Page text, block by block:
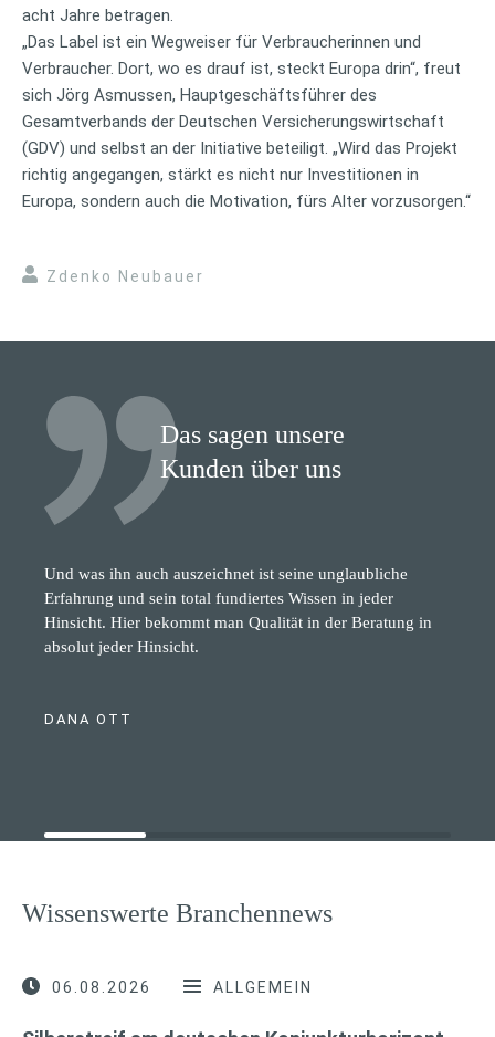
acht Jahre betragen.
„Das Label ist ein Wegweiser für Verbraucherinnen und
Verbraucher. Dort, wo es drauf ist, steckt Europa drin“, freut
sich Jörg Asmussen, Hauptgeschäftsführer des
Gesamtverbands der Deutschen Versicherungswirtschaft
(GDV) und selbst an der Initiative beteiligt. „Wird das Projekt
richtig angegangen, stärkt es nicht nur Investitionen in
Europa, sondern auch die Motivation, fürs Alter vorzusorgen.“
Zdenko Neubauer
Das sagen unsere
Kunden über uns
Und was ihn auch auszeichnet ist seine unglaubliche
Erfahrung und sein total fundiertes Wissen in jeder
Hinsicht. Hier bekommt man Qualität in der Beratung in
absolut jeder Hinsicht.
DANA OTT
Wissenswerte Branchennews
06.08.2026 ALLGEMEIN